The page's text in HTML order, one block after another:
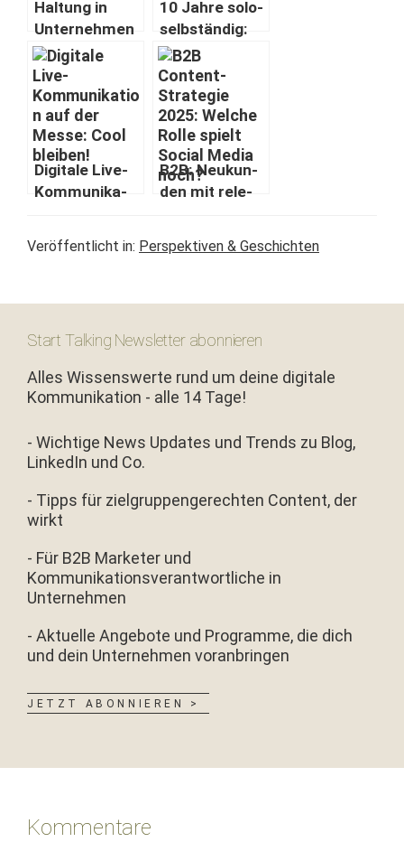
Hal­tung in
Unternehmen
— nicht nur ein
Job für die
Kommunikatio
n
10 Jahre solo-
selb­ständig:
Ein per­sön­lich­
er Rückblick
Dig­i­tale Live-
Kom­mu­nika­
Events: Cool
bleiben!
B2B: Neukun­
den mit rel­e­
überzeugen
Veröffentlicht in: Perspektiven & Geschichten
Start Talking Newsletter abonnieren
Alles Wissenswerte rund um deine digitale
Kommunikation - alle 14 Tage!
- Wichtige News Updates und Trends zu Blog,
LinkedIn und Co.
- Tipps für zielgruppengerechten Content, der
wirkt
- Für B2B Marketer und
Kommunikationsverantwortliche in
Unternehmen
- Aktuelle Angebote und Programme, die dich
und dein Unternehmen voranbringen
JETZT ABONNIEREN >
Interaktionen
Kommentare